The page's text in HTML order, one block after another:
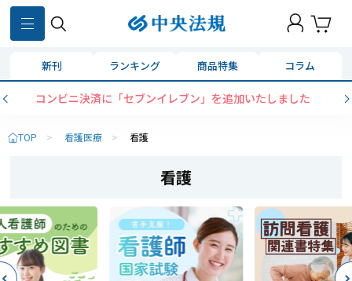
新刊 ランキング 商品特集 コラム
コンビニ決済に「セブンイレブン」を追加いたしました
TOP > 看護医療 > 看護
看護